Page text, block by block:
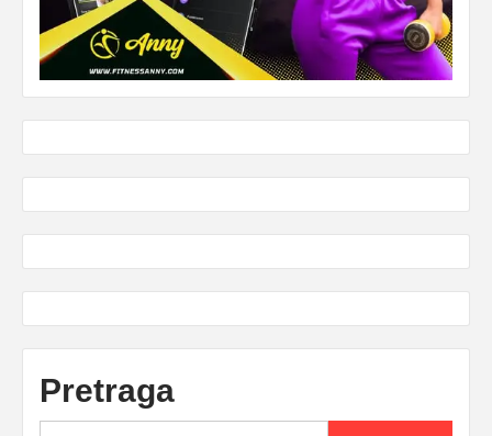
Pretraga